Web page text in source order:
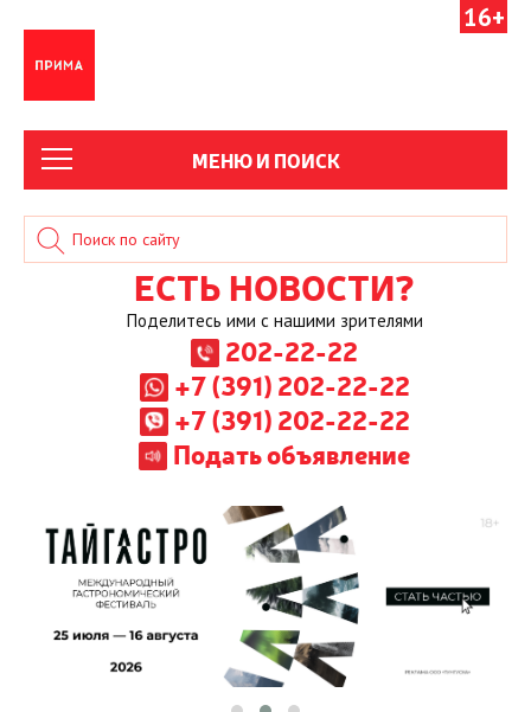
16+
МЕНЮ И ПОИСК
ЕСТЬ НОВОСТИ?
Поделитесь ими с нашими зрителями
202-22-22
+7 (391) 202-22-22
+7 (391) 202-22-22
Подать объявление